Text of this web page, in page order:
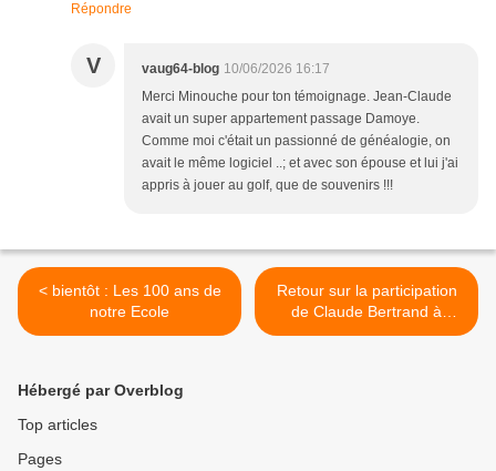
Répondre
V vaug64-blog 10/06/2026 16:17
Merci Minouche pour ton témoignage. Jean-Claude
avait un super appartement passage Damoye.
Comme moi c'était un passionné de généalogie, on
avait le même logiciel ..; et avec son épouse et lui j'ai
appris à jouer au golf, que de souvenirs !!!
< bientôt : Les 100 ans de
notre Ecole
Retour sur la participation
de Claude Bertrand à
"l'étOFFe des Nuits de
Hébergé par Overblog
Top articles
Pages